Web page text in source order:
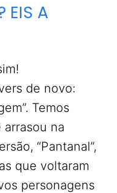
EIS A
de novo:
Temos
arrasou na
“Pantanal”,
que voltaram
personagens